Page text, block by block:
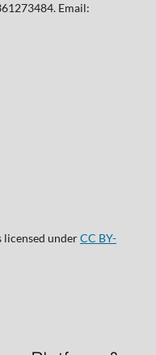
Email:
licensed underCC BY-